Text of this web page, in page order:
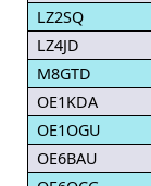
LZ2SQ
LZ4JD
M8GTD
OE1KDA
OE1OGU
OE6BAU